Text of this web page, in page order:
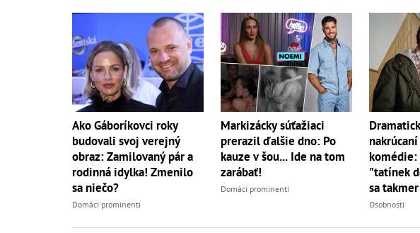
Ako Gáboríkovci roky
budovali svoj verejný
obraz: Zamilovaný pár a
rodinná idylka! Zmenilo
sa niečo?
Domáci prominenti
Markizácky súťažiaci
prerazil ďalšie dno: Po
kauze v šou... Ide na tom
zarábať!
Domáci prominenti
komédie:
"tatínek
sa
Osobnosti